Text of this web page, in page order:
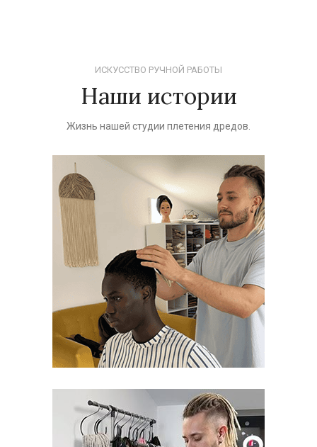
ИСКУССТВО РУЧНОЙ РАБОТЫ
Наши истории
Жизнь нашей студии плетения дредов.